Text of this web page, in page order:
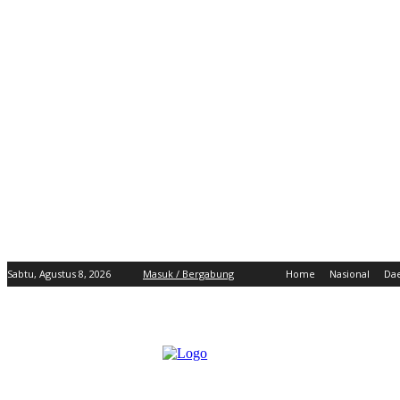
Sabtu, Agustus 8, 2026 Masuk / Bergabung Home Nasional